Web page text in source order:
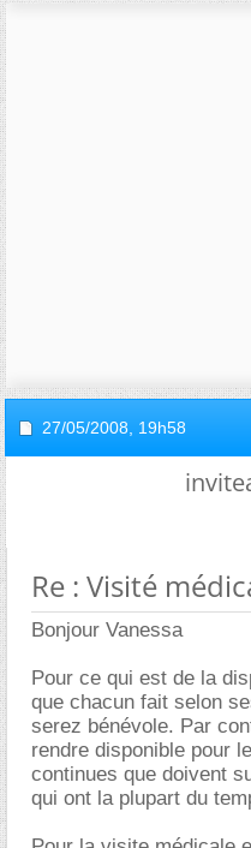
27/05/2008, 19h58
Re : Visité
Bonjour Vanessa
Pour ce qui est de la
que chacun fait selon
serez bénévole. Par
rendre disponible pour
continues que doivent
qui ont la plupart du